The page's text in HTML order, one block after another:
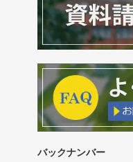
バックナンバー